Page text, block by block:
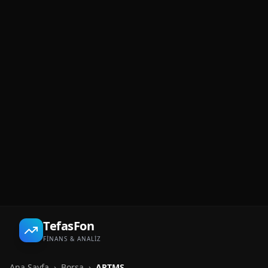
TefasFon
FİNANS & ANALİZ